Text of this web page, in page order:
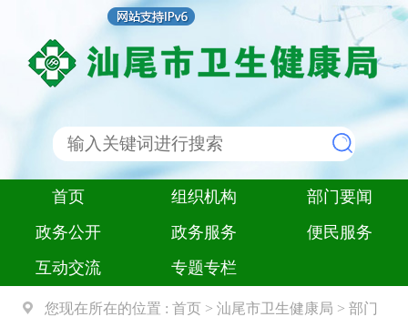
首页 组织机构
部门要闻
政务公开
政务服务
便民服务
互动交流
专题专栏
您现在所在的位置 : 首页 > 汕尾市卫生健康局 > 部门